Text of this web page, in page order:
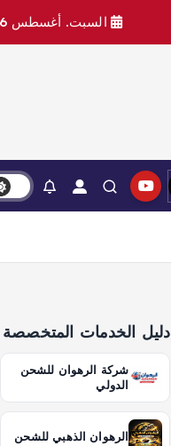
السبت. أغسطس 8th, 2026
دليل الخدمات المتخصصة
شركة الرهوان للشحن
الدولي
الرهوان الذهبي للشحن